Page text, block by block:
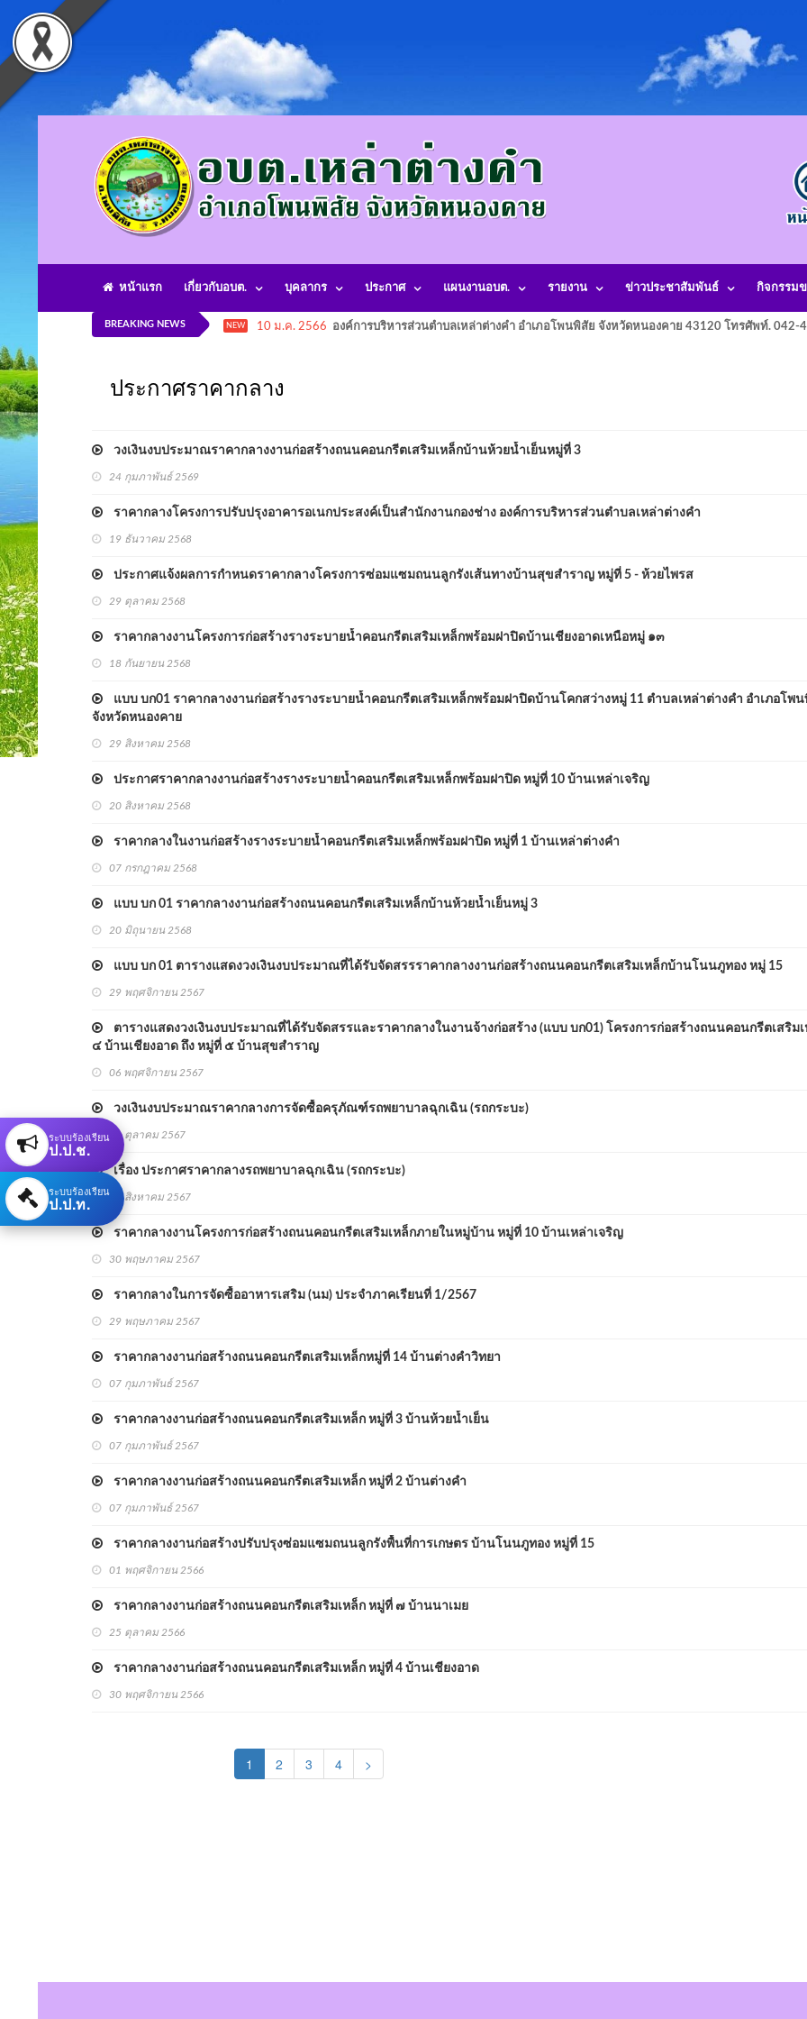
หน้าแรก เกี่ยวกับอบต. บุคลากร ประกาศ แผนงานอบต. รายงาน ข่าวประชาสัมพันธ์ กิจกรรมข
BREAKING NEWS NEW 10 ม.ค. 2566 องค์การบริหารส่วนตำบลเหล่าต่างคำ อำเภอโพนพิสัย จังหวัดหนองคาย 43120 โทรศัพท์. 042-
ประกาศราคากลาง
วงเงินงบประมาณราคากลางงานก่อสร้างถนนคอนกรีตเสริมเหล็กบ้านห้วยน้ำเย็นหมู่ที่ 3
24 กุมภาพันธ์ 2569
ราคากลางโครงการปรับปรุงอาคารอเนกประสงค์เป็นสำนักงานกองช่าง องค์การบริหารส่วนตำบลเหล่าต่างคำ
19 ธันวาคม 2568
ประกาศแจ้งผลการกำหนดราคากลางโครงการซ่อมแซมถนนลูกรังเส้นทางบ้านสุขสำราญ หมู่ที่ 5 - ห้วยไพรส
29 ตุลาคม 2568
ราคากลางงานโครงการก่อสร้างรางระบายน้ำคอนกรีตเสริมเหล็กพร้อมฝาปิดบ้านเชียงอาดเหนือหมู่ ๑๓
18 กันยายน 2568
แบบ บก01 ราคากลางงานก่อสร้างรางระบายน้ำคอนกรีตเสริมเหล็กพร้อมฝาปิดบ้านโคกสว่างหมู่ 11 ตำบลเหล่าต่างคำ อำเภอโพ
จังหวัดหนองคาย
29 สิงหาคม 2568
ประกาศราคากลางงานก่อสร้างรางระบายน้ำคอนกรีตเสริมเหล็กพร้อมฝาปิด หมู่ที่ 10 บ้านเหล่าเจริญ
20 สิงหาคม 2568
ราคากลางในงานก่อสร้างรางระบายน้ำคอนกรีตเสริมเหล็กพร้อมฝาปิด หมู่ที่ 1 บ้านเหล่าต่างคำ
07 กรกฎาคม 2568
แบบ บก 01 ราคากลางงานก่อสร้างถนนคอนกรีตเสริมเหล็กบ้านห้วยน้ำเย็นหมู่ 3
20 มิถุนายน 2568
แบบ บก 01 ตารางแสดงวงเงินงบประมาณที่ได้รับจัดสรรราคากลางงานก่อสร้างถนนคอนกรีตเสริมเหล็กบ้านโนนภูทอง หมู่ 15
29 พฤศจิกายน 2567
ตารางแสดงวงเงินงบประมาณที่ได้รับจัดสรรและราคากลางในงานจ้างก่อสร้าง (แบบ บก01) โครงการก่อสร้างถนนคอนกรีตเสริม
๔ บ้านเชียงอาด ถึง หมู่ที่ ๕ บ้านสุขสำราญ
06 พฤศจิกายน 2567
วงเงินงบประมาณราคากลางการจัดซื้อครุภัณฑ์รถพยาบาลฉุกเฉิน (รถกระบะ)
22 ตุลาคม 2567
เรื่อง ประกาศราคากลางรถพยาบาลฉุกเฉิน (รถกระบะ)
21 สิงหาคม 2567
ราคากลางงานโครงการก่อสร้างถนนคอนกรีตเสริมเหล็กภายในหมู่บ้าน หมู่ที่ 10 บ้านเหล่าเจริญ
30 พฤษภาคม 2567
ราคากลางในการจัดซื้ออาหารเสริม (นม) ประจำภาคเรียนที่ 1/2567
29 พฤษภาคม 2567
ราคากลางงานก่อสร้างถนนคอนกรีตเสริมเหล็กหมู่ที่ 14 บ้านต่างคำวิทยา
07 กุมภาพันธ์ 2567
ราคากลางงานก่อสร้างถนนคอนกรีตเสริมเหล็ก หมู่ที่ 3 บ้านห้วยน้ำเย็น
07 กุมภาพันธ์ 2567
ราคากลางงานก่อสร้างถนนคอนกรีตเสริมเหล็ก หมู่ที่ 2 บ้านต่างคำ
07 กุมภาพันธ์ 2567
ราคากลางงานก่อสร้างปรับปรุงซ่อมแซมถนนลูกรังพื้นที่การเกษตร บ้านโนนภูทอง หมู่ที่ 15
01 พฤศจิกายน 2566
ราคากลางงานก่อสร้างถนนคอนกรีตเสริมเหล็ก หมู่ที่ ๗ บ้านนาเมย
25 ตุลาคม 2566
ราคากลางงานก่อสร้างถนนคอนกรีตเสริมเหล็ก หมู่ที่ 4 บ้านเชียงอาด
30 พฤศจิกายน 2566
1 (current)
2 3 4 >
ระบบร้องเรียน
ป.ป.ช.
ระบบร้องเรียน
ป.ป.ท.